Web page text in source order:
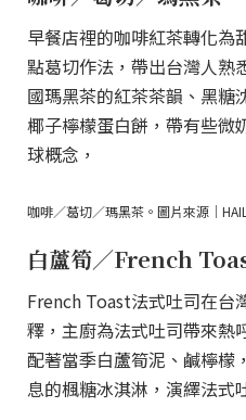
早餐店裡的咖啡紅茶轉化為
點葛切作法，帶出台灣人熟
國瑪黑茶的紅茶茶韻、黑糖
椰子檸檬蛋白餅，帶有些微
球概念，
咖啡／葛切／瑪黑茶。圖片來源｜
白蘆筍／French
French Toast法式吐司在台
釋，主廚為法式吐司帶來熱
配著當季白蘆筍泥、鹹檸檬
息的楓糖冰淇淋，演繹法式